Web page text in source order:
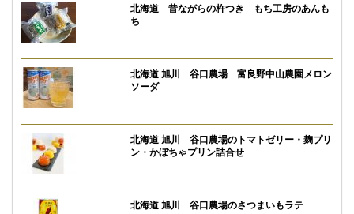
北海道 昔ながらの杵つき もち工房のあんも
ち
北海道 旭川 谷口農場 富良野中山農園メロン
ソーダ
北海道 旭川 谷口農場のトマトゼリー・麹プリ
ン・かぼちゃプリン詰合せ
北海道 旭川 谷口農場のさつまいもラテ